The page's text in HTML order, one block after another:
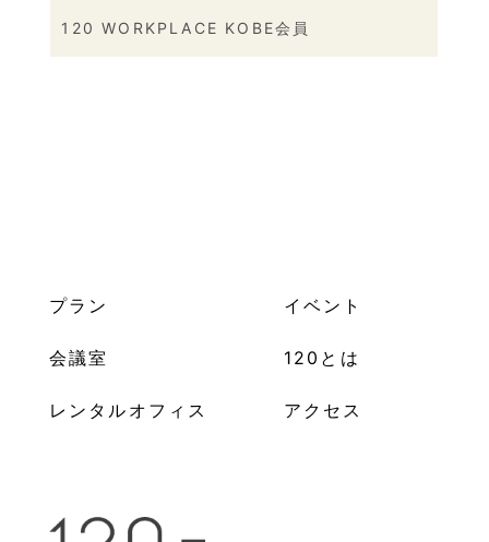
120 WORKPLACE KOBE会員
プラン
会議室 120とは
レンタルオフィス
イベント
アクセス